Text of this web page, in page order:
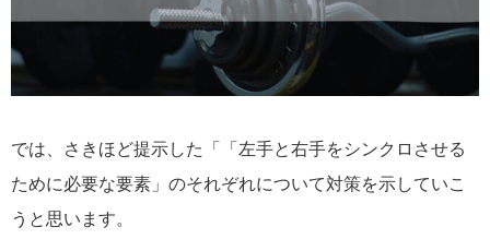
では、さきほど提示した「「左手と右手をシンクロさせる
ために必要な要素」のそれぞれについて対策を示していこ
うと思います。